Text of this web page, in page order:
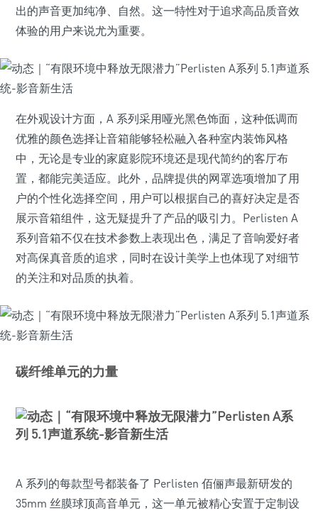
出的声音更加纯净、自然。这一特性对于追求高品质音效
体验的用户来说尤为重要。
在外观设计方面，A 系列采用哑光黑色饰面，这种低调而
优雅的颜色选择让音箱能够轻松融入各种室内装饰风格
中，无论是专业的家庭影院环境还是现代简约的客厅布
置，都能完美适应。此外，品牌提供的网罩选项增加了用
户的个性化选择空间，用户可以根据自己的喜好决定是否
展示音箱组件，这无疑提升了产品的吸引力。Perlisten A
系列音箱不仅在技术参数上表现出色，满足了音响爱好者
对高保真音质的追求，同时在设计美学上也体现了对细节
的关注和对品质的执着。
碳纤维单元的力量
A 系列的每款型号都装备了 Perlisten 佰俪声最新研发的
35mm 丝膜球顶高音单元，这一单元被精心安置于定制设